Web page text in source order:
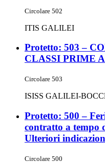
Circolare 502
ITIS GALILEI
Protetto: 503 –
CLASSI PRIME
Circolare 503
ISISS GALILEI-
Protetto: 500 –
contratto a tempo
Ulteriori
Circolare 500